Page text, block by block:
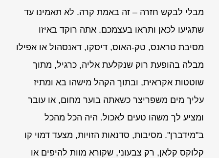
מבלי לבקש חזרה – זה באמת קרה. לא תאמינו עד
שתגיעו לכאן ותראו בעצמכם. אתה רוקד באיזו
מסיבת טראנס, טק-האוס, דיסקו, דאנסהול או אפילו
מבלה בהופעת רוק שנקלעת אליה, כרגיל, מתוך
שוטטות אקראית, ובתוך הקהל מישהו בא ומתיז
עליך מים משפריצר כשאתה בוער מחום, או עובר
ומציע לך משהו טעים לאכול. היה הכל מהכל
ב"מידברן". מסיבות, סדנאות הזויות, מצעד דמוי קו
קלוקס קלאן, רק צבעוני, שקורא מוות להיפים או